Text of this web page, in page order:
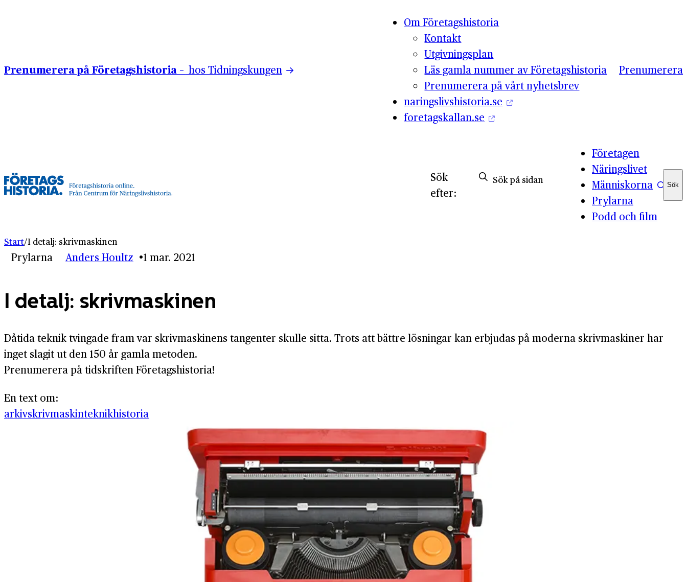
Prenumerera på Företagshistoria – hos Tidningskungen
Om Företagshistoria
Kontakt
Utgivningsplan
Läs gamla nummer av Företagshistoria
Prenumerera på vårt nyhetsbrev
naringslivshistoria.se
foretagskallan.se
Prenumerera
Företagen
Näringslivet
Människorna
Prylarna
Podd och film
Sök
efter:
Sök
Sök
Start/I detalj: skrivmaskinen
Prylarna Anders Houltz 1 mar. 2021
I detalj: skrivmaskinen
Dåtida teknik tvingade fram var skrivmaskinens tangenter skulle sitta. Trots att bättre lösningar kan erbjudas på moderna skrivmaskiner har
inget slagit ut den 150 år gamla metoden.
Prenumerera på tidskriften Företagshistoria!
En text om:
arkivskrivmaskinteknikhistoria